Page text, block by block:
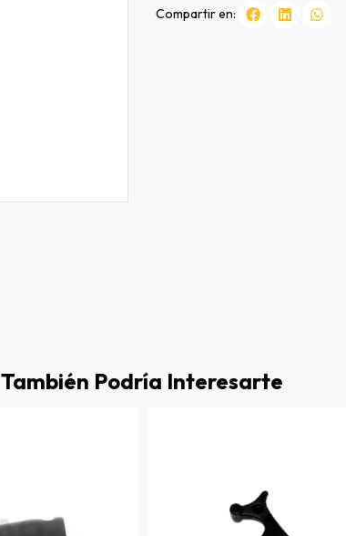
Compartir en:
También Podría Interesarte